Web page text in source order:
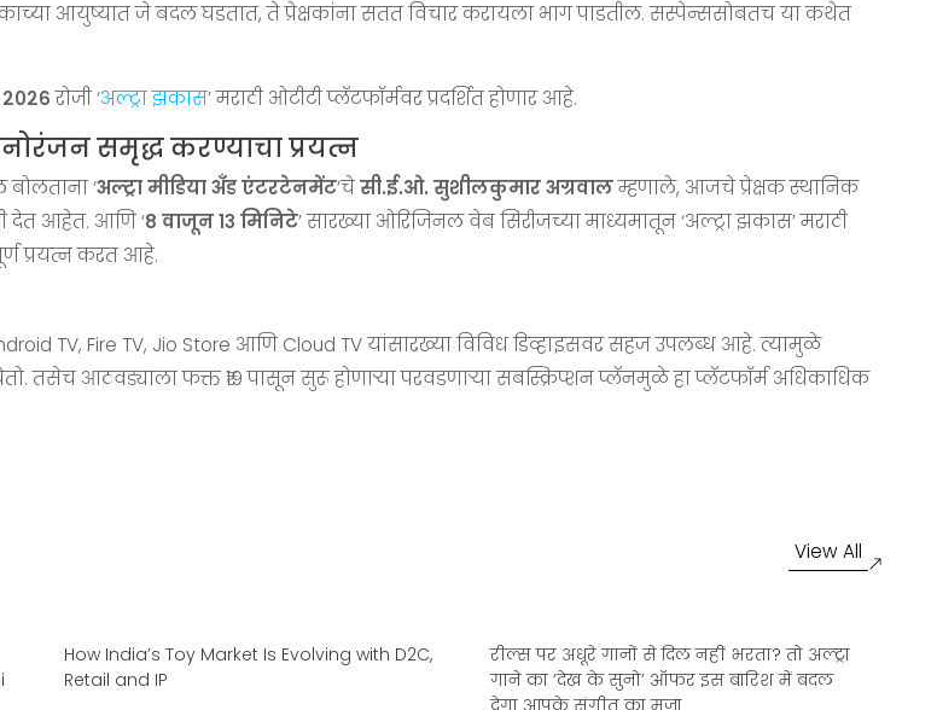
आयुष्यात जे बदल घडतात, ते प्रेक्षकांना सतत विचार करायला भाग पाडतील. सस्पेन्ससोबतच या कथेत
रोजी ‘अल्ट्रा झकास’ मराठी ओटीटी प्लॅटफॉर्मवर प्रदर्शित होणार आहे.
समृद्ध करण्याचा प्रयत्न
बोलताना ‘अल्ट्रा मीडिया अँड एंटरटेनमेंट’चेसी.ई.ओ. सुशीलकुमार अग्रवालम्हणाले, आजचे प्रेक्षक स्थानिक
देत आहेत. आणि ‘८ वाजून १३ मिनिटे’ सारख्या ओरिजिनल वेब सिरीजच्या माध्यमातून ‘अल्ट्रा झकास’ मराठी
प्रयत्न करत आहे.
TV, Fire TV, Jio Store आणि Cloud TV यांसारख्या विविध डिव्हाइसवर सहज उपलब्ध आहे. त्यामुळे
तसेच आठवड्याला फक्त ₹१९ पासून सुरू होणाऱ्या परवडणाऱ्या सबस्क्रिप्शन प्लॅनमुळे हा प्लॅटफॉर्म अधिकाधिक
View All
How India’s Toy Market Is Evolving with D2C,
Retail and IP
रील्स पर अधूरे गानों से दिल नहीं भरता? तो अल्ट्रा
गाने का ‘देख के सुनो’ ऑफर इस बारिश में बदल